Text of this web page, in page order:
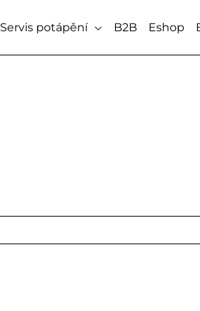
Servis potápění B2B Eshop